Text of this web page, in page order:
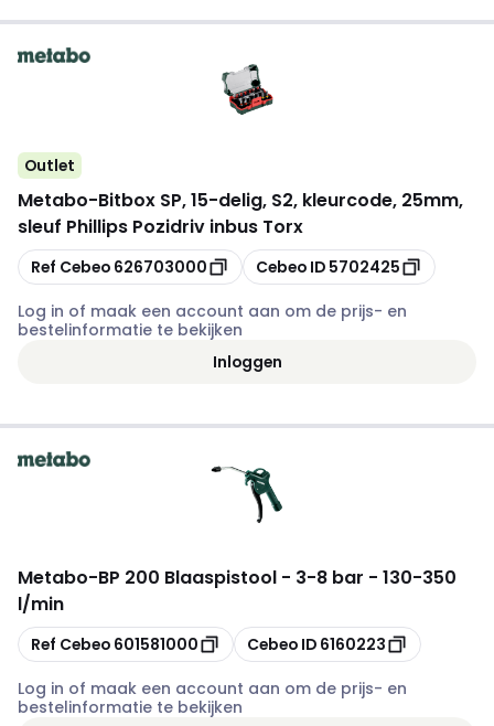
Outlet
Metabo-Bitbox SP, 15-delig, S2, kleurcode, 25mm,
sleuf Phillips Pozidriv inbus Torx
Kopiëren
Ref Cebeo 626703000 Kopiëren
Cebeo ID 5702425
Log in of maak een account aan om de prijs- en
bestelinformatie te bekijken
Inloggen
Metabo-BP 200 Blaaspistool - 3-8 bar - 130-350
l/min
Kopiëren
Ref Cebeo 601581000 Kopiëren
Cebeo ID 6160223
Log in of maak een account aan om de prijs- en
bestelinformatie te bekijken